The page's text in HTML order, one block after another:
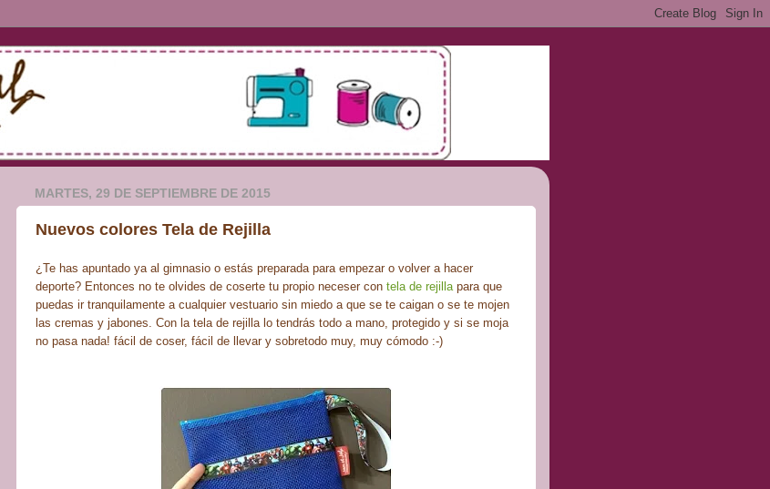
MARTES, 29 DE SEPTIEMBRE DE 2015
Nuevos colores Tela de Rejilla
¿Te has apuntado ya al gimnasio o estás preparada para empezar o volver a hacer
deporte? Entonces no te olvides de coserte tu propio neceser con tela de rejilla para que
puedas ir tranquilamente a cualquier vestuario sin miedo a que se te caigan o se te mojen
las cremas y jabones. Con la tela de rejilla lo tendrás todo a mano, protegido y si se moja
no pasa nada! fácil de coser, fácil de llevar y sobretodo muy, muy cómodo :-)